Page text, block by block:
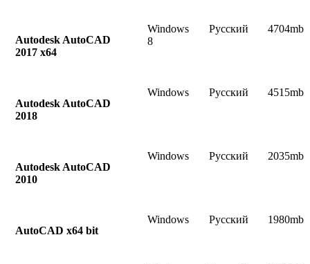
Autodesk AutoCAD
2017 x64
Windows
8
Русский 4704mb
Autodesk AutoCAD
2018
Windows Русский 4515mb
Autodesk AutoCAD
2010
Windows Русский 2035mb
AutoCAD x64 bit
Windows Русский 1980mb